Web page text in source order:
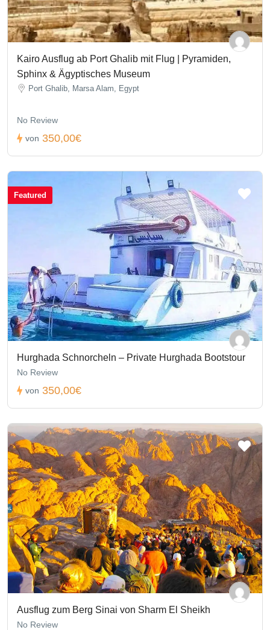
Kairo Ausflug ab Port Ghalib mit Flug | Pyramiden,
Sphinx & Ägyptisches Museum
Port Ghalib, Marsa Alam, Egypt
No Review
von 350,00€
Featured
Hurghada Schnorcheln – Private Hurghada Bootstour
No Review
von 350,00€
Ausflug zum Berg Sinai von Sharm El Sheikh
No Review